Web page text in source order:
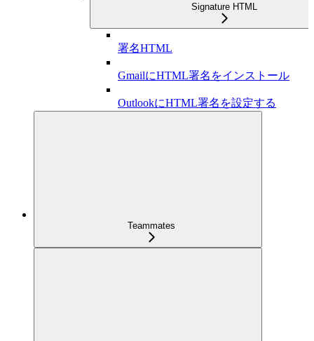
Signature HTML
署名HTML
GmailにHTML署名をインストール
OutlookにHTML署名を設定する
Teammates